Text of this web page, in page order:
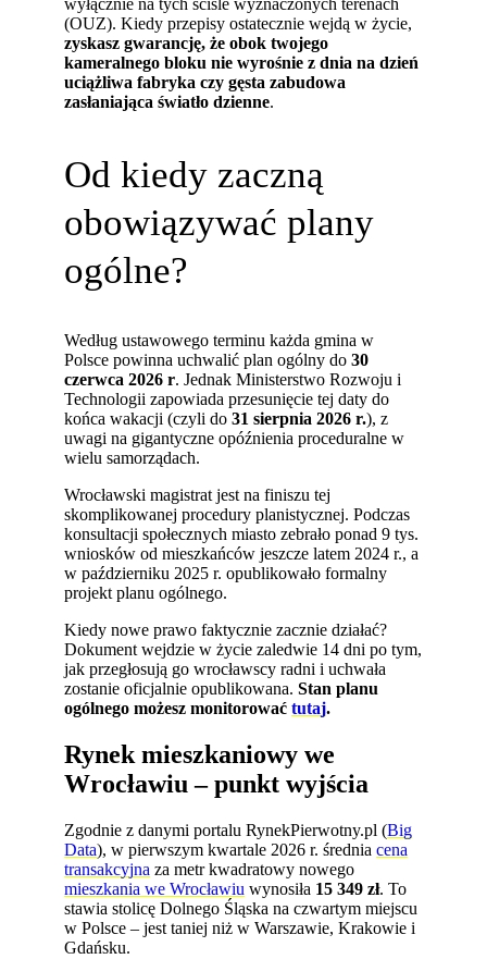
wyłącznie na tych ściśle wyznaczonych terenach
(OUZ). Kiedy przepisy ostatecznie wejdą w życie,
zyskasz gwarancję, że obok twojego
kameralnego bloku nie wyrośnie z dnia na dzień
uciążliwa fabryka czy gęsta zabudowa
zasłaniająca światło dzienne.
Od kiedy zaczną
obowiązywać plany
ogólne?
Według ustawowego terminu każda gmina w
Polsce powinna uchwalić plan ogólny do30
czerwca 2026 r. Jednak Ministerstwo Rozwoju i
Technologii zapowiada przesunięcie tej daty do
końca wakacji (czyli do31 sierpnia 2026 r.), z
uwagi na gigantyczne opóźnienia proceduralne w
wielu samorządach.
Wrocławski magistrat jest na finiszu tej
skomplikowanej procedury planistycznej. Podczas
konsultacji społecznych miasto zebrało ponad 9 tys.
wniosków od mieszkańców jeszcze latem 2024 r., a
w październiku 2025 r. opublikowało formalny
projekt planu ogólnego.
Kiedy nowe prawo faktycznie zacznie działać?
Dokument wejdzie w życie zaledwie 14 dni po tym,
jak przegłosują go wrocławscy radni i uchwała
zostanie oficjalnie opublikowana. Stan planu
ogólnego możesz monitorowaćtutaj.
Rynek mieszkaniowy we
Wrocławiu – punkt wyjścia
Zgodnie z danymi portalu RynekPierwotny.pl (Big
Data), w pierwszym kwartale 2026 r. średniacena
transakcyjna za metr kwadratowy nowego
mieszkania we Wrocławiu wynosiła 15 349 zł. To
stawia stolicę Dolnego Śląska na czwartym miejscu
w Polsce – jest taniej niż w Warszawie, Krakowie i
Gdańsku.